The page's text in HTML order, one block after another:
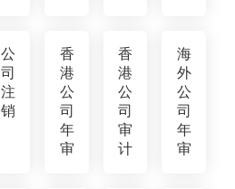
公
司
注
销
香
港
公
司
年
审
香
港
公
司
审
计
海
外
公
司
年
审